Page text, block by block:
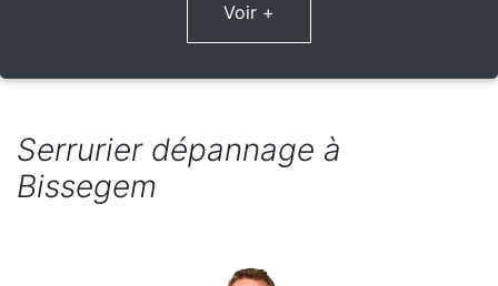
Voir +
Serrurier dépannage à
Bissegem